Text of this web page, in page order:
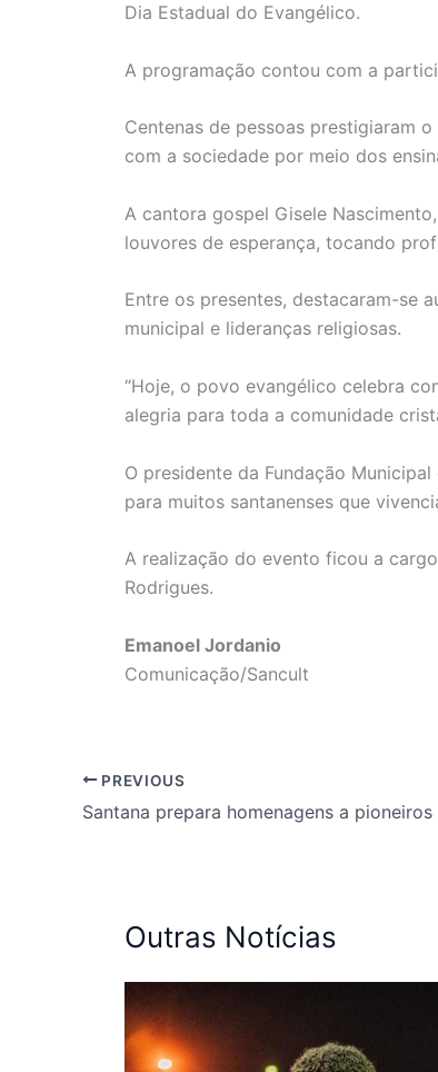
Dia Estadual do Evangélico.
A programação contou com a
Centenas de pessoas prestigiaram
com a sociedade por meio dos
A cantora gospel Gisele
louvores de esperança, tocando
Entre os presentes, destacaram-se
municipal e lideranças religiosas.
“Hoje, o povo evangélico celebra
alegria para toda a comunidade
O presidente da Fundação
para muitos santanenses que
A realização do evento ficou a
Rodrigues.
Emanoel Jordanio
Comunicação/Sancult
PREVIOUS
Outras Notícias